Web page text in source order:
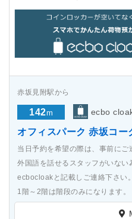
赤坂見附駅から
142m ecbo
オフィスパーク 赤坂コー
当日予約を希望の際は、事前にご
外国語を話せるスタッフがいな
ecbocloakと記載しご連絡下さい。
1階～2階は階段のみになります。